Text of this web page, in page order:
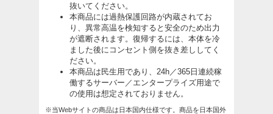
抜いてください。
本商品には過熱保護回路が内蔵されてお
り、異常高温を検知すると安全のため出力
が遮断されます。復帰するには、本体を冷
ました後にコンセント側を抜き差ししてく
ださい。
本商品は民生用であり、24h／365日連続稼
働するサーバー／エンタープライズ用途で
の使用は想定されておりません。
※当Webサイトの商品は日本国内仕様です。商品を日本国外